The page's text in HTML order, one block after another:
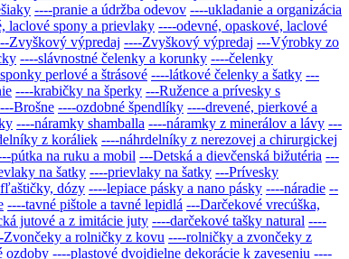
----pranie a údržba odevov ----ukladanie a organizácia
laclové spony a prievlaky ----odevné, opaskové, laclové
Zvyškový výpredaj ----Zvyškový výpredaj ---Výrobky zo
----slávnostné čelenky a korunky ----čelenky
perlové a štrásové ----látkové čelenky a šatky ---
----krabičky na šperky ---Ružence a prívesky s
---Brošne ----ozdobné špendlíky ----drevené, pierkové a
----náramky shamballa ----náramky z minerálov a lávy ---
z koráliek ----náhrdelníky z nerezovej a chirurgickej
pútka na ruku a mobil ---Detská a dievčenská bižutéria ---
na šatky ----prievlaky na šatky ---Prívesky
dózy ----lepiace pásky a nano pásky ----náradie --
----tavné pištole a tavné lepidlá ---Darčekové vrecúška,
jutové a z imitácie juty ----darčekové tašky natural ----
Zvončeky a rolničky z kovu ----rolničky a zvončeky z
ozdoby ----plastové dvojdielne dekorácie k zaveseniu ----